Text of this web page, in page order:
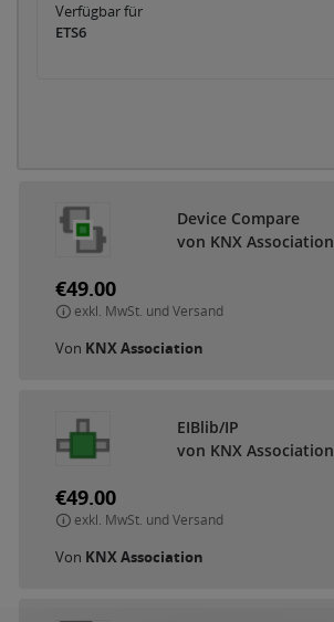
Verfügbar für
ETS6
Device Compare
von KNX Association
€49.00
exkl. MwSt. und Versand
Von KNX Association
EIBlib/IP
von KNX Association
€49.00
exkl. MwSt. und Versand
Von KNX Association